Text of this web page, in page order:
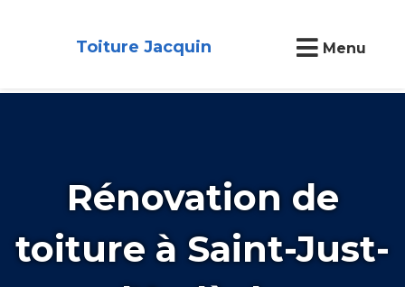
Toiture Jacquin Menu
Rénovation de
toiture à Saint-Just-